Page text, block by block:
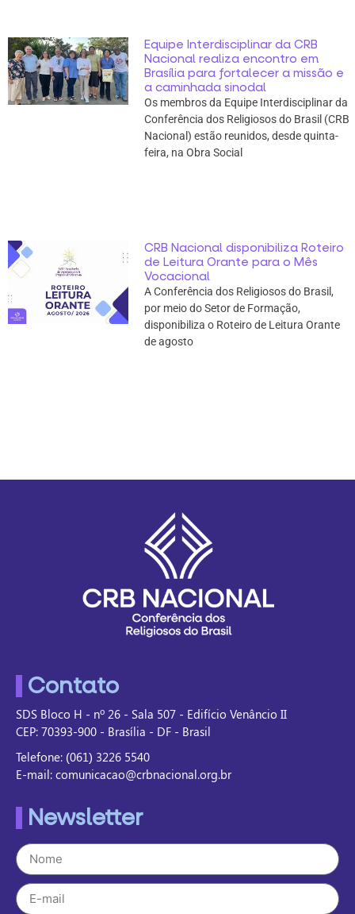
Equipe Interdisciplinar da CRB
Nacional realiza encontro em
Brasília para fortalecer a missão e
a caminhada sinodal
Os membros da Equipe Interdisciplinar da
Conferência dos Religiosos do Brasil (CRB
Nacional) estão reunidos, desde quinta-
feira, na Obra Social
CRB Nacional disponibiliza Roteiro
de Leitura Orante para o Mês
Vocacional
A Conferência dos Religiosos do Brasil,
por meio do Setor de Formação,
disponibiliza o Roteiro de Leitura Orante
de agosto
Contato
SDS Bloco H - nº 26 - Sala 507 - Edifício Venâncio II
CEP: 70393-900 - Brasília - DF - Brasil
Telefone: (061) 3226 5540
E-mail: comunicacao@crbnacional.org.br
Newsletter